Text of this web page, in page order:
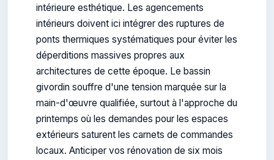
intérieure esthétique. Les agencements
intérieurs doivent ici intégrer des ruptures de
ponts thermiques systématiques pour éviter les
déperditions massives propres aux
architectures de cette époque. Le bassin
givordin souffre d'une tension marquée sur la
main-d'œuvre qualifiée, surtout à l'approche du
printemps où les demandes pour les espaces
extérieurs saturent les carnets de commandes
locaux. Anticiper vos rénovation de six mois